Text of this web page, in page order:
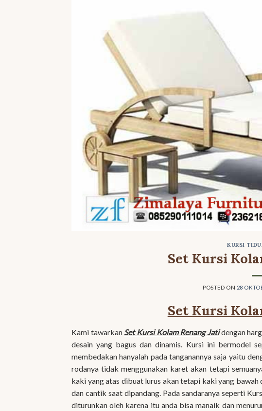
KURSI
Set Kursi
POSTED ON 28
Set Kursi
Kami tawarkan Set Kursi Kolam Renang Jatidengan
desain yang bagus dan dinamis. Kursi ini bermodel
membedakan hanyalah pada tanganannya saja yaitu
rodanya tidak menggunakan karet akan tetapi
kaki yang atas dibuat lurus akan tetapi kaki yang
dan cantik saat dipandang. Pada sandaranya seperti
diturunkan oleh karena itu anda bisa manaik dan